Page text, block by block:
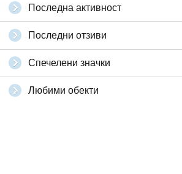
Последна активност
Последни отзиви
Спечелени значки
Любими обекти